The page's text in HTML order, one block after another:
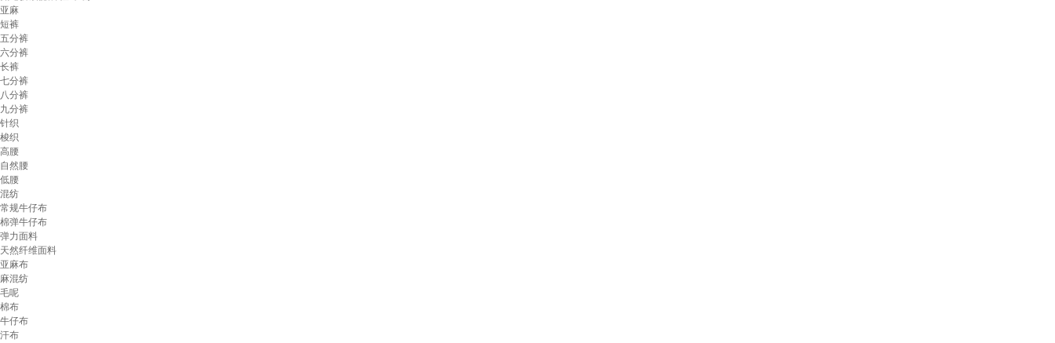
亚麻
短裤
五分裤
六分裤
长裤
七分裤
八分裤
九分裤
针织
梭织
高腰
自然腰
低腰
混纺
常规牛仔布
棉弹牛仔布
弹力面料
天然纤维面料
亚麻布
麻混纺
毛呢
棉布
牛仔布
汗布